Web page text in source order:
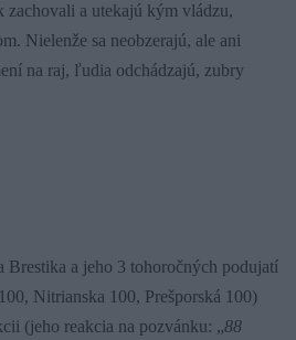
zachovali a utekajú kým vládzu,
Nielenže sa neobzerajú, ale ani
na raj, ľudia odchádzajú, zubry
Brestika a jeho 3 tohoročných podujatí
Nitrianska 100, Prešporská 100)
(jeho reakcia na pozvánku: „88